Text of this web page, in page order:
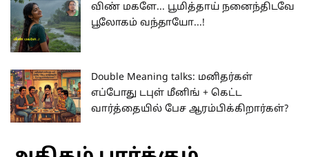
விண் மகளே... பூமித்தாய் நனைந்திடவே
பூலோகம் வந்தாயோ...!
Double Meaning talks: மனிதர்கள்
எப்போது டபுள் மீனிங் + கெட்ட
வார்த்தையில் பேச ஆரம்பிக்கிறார்கள்?